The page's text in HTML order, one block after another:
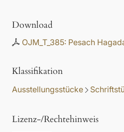
Download
OJM_T_385: Pesach
Klassifikation
Ausstellungsstücke
Lizenz-/Rechtehinweis